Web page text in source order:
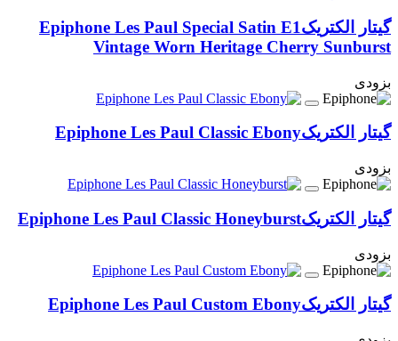
گیتار الکتریکEpiphone Les Paul Special Satin E1
Vintage Worn Heritage Cherry Sunburst
بزودی
گیتار الکتریکEpiphone Les Paul Classic Ebony
بزودی
گیتار الکتریکEpiphone Les Paul Classic Honeyburst
بزودی
گیتار الکتریکEpiphone Les Paul Custom Ebony